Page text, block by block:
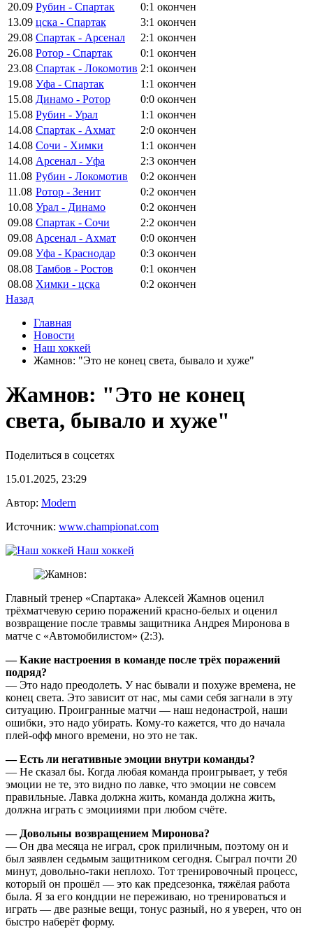
20.09 Рубин - Спартак 0:1 окончен
13.09 цска - Спартак 3:1 окончен
29.08 Спартак - Арсенал 2:1 окончен
26.08 Ротор - Спартак 0:1 окончен
23.08 Спартак - Локомотив 2:1 окончен
19.08 Уфа - Спартак 1:1 окончен
15.08 Динамо - Ротор 0:0 окончен
15.08 Рубин - Урал 1:1 окончен
14.08 Спартак - Ахмат 2:0 окончен
14.08 Сочи - Химки 1:1 окончен
14.08 Арсенал - Уфа 2:3 окончен
11.08 Рубин - Локомотив 0:2 окончен
11.08 Ротор - Зенит 0:2 окончен
10.08 Урал - Динамо 0:2 окончен
09.08 Спартак - Сочи 2:2 окончен
09.08 Арсенал - Ахмат 0:0 окончен
09.08 Уфа - Краснодар 0:3 окончен
08.08 Тамбов - Ростов 0:1 окончен
08.08 Химки - цска 0:2 окончен
Назад
Главная
Новости
Наш хоккей
Жамнов: "Это не конец света, бывало и хуже"
Жамнов: "Это не конец
света, бывало и хуже"
Поделиться в соцсетях
15.01.2025, 23:29
Автор: Modern
Источник: www.championat.com
Наш хоккей
Главный тренер «Спартака» Алексей Жамнов оценил
трёхматчевую серию поражений красно-белых и оценил
возвращение после травмы защитника Андрея Миронова в
матче с «Автомобилистом» (2:3).
— Какие настроения в команде после трёх поражений
подряд?
— Это надо преодолеть. У нас бывали и похуже времена, не
конец света. Это зависит от нас, мы сами себя загнали в эту
ситуацию. Проигранные матчи — наш недонастрой, наши
ошибки, это надо убирать. Кому-то кажется, что до начала
плей-офф много времени, но это не так.
— Есть ли негативные эмоции внутри команды?
— Не сказал бы. Когда любая команда проигрывает, у тебя
эмоции не те, это видно по лавке, что эмоции не совсем
правильные. Лавка должна жить, команда должна жить,
должна играть с эмоцииями при любом счёте.
— Довольны возвращением Миронова?
— Он два месяца не играл, срок приличным, поэтому он и
был заявлен седьмым защитником сегодня. Сыграл почти 20
минут, довольно-таки неплохо. Тот тренировочный процесс,
который он прошёл — это как предсезонка, тяжёлая работа
была. Я за его кондции не переживаю, но тренироваться и
играть — две разные вещи, тонус разный, но я уверен, что он
быстро наберёт форму.